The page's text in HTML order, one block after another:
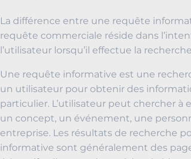
La différence entre une requête
requête commerciale réside dans
l’utilisateur lorsqu’il effectue la
Une requête informative est une
un utilisateur pour obtenir des
particulier. L’utilisateur peut chercher à
un concept, un événement, une
entreprise. Les résultats de recherche
informative sont généralement des